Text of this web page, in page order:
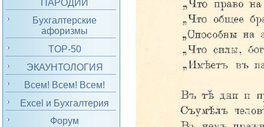
ПАРОДИИ
Бухгалтерские
афоризмы
TOP-50
ЭКАУНТОЛОГИЯ
Всем! Всем! Всем!
Excel и Бухгалтерия
Форум